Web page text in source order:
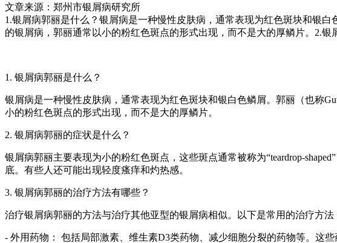
文章来源：郑州市银屑病研究所
1.银屑病郭丽是什么？银屑病是一种慢性皮肤病，通常表现为红色斑块和银
的银屑病，郭丽通常以小的粉红色斑点的形式出现，而不是大的厚鳞片。2.银
1. 银屑病郭丽是什么？
银屑病是一种慢性皮肤病，通常表现为红色斑块和银白色鳞屑。郭丽（也称
小的粉红色斑点的形式出现，而不是大的厚鳞片。
2. 银屑病郭丽的症状是什么？
银屑病郭丽主要表现为小的粉红色斑点，这些斑点通常被称为“teardrop-
底。有些人还可能出现轻度瘙痒和灼热感。
3. 银屑病郭丽的治疗方法有哪些？
治疗银屑病郭丽的方法与治疗其他亚型的银屑病相似。以下是常用的治疗方法
- 外用药物： 包括局部激素、维生素D3类药物、减少细胞分裂的药物等。这